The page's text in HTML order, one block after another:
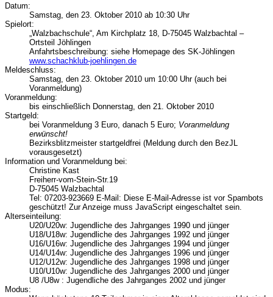
Datum:
Samstag, den 23. Oktober 2010 ab 10:30 Uhr
Spielort:
„Walzbachschule“, Am Kirchplatz 18, D-75045 Walzbachtal –
Ortsteil Jöhlingen
Anfahrtsbeschreibung: siehe Homepage des SK-Jöhlingen
www.schachklub-joehlingen.de
Meldeschluss:
Samstag, den 23. Oktober 2010 um 10:00 Uhr (auch bei
Voranmeldung)
Voranmeldung:
bis einschließlich Donnerstag, den 21. Oktober 2010
Startgeld:
bei Voranmeldung 3 Euro, danach 5 Euro; Voranmeldung
erwünscht!
Bezirksblitzmeister startgeldfrei (Meldung durch den BezJL
vorausgesetzt)
Information und Voranmeldung bei:
Christine Kast
Freiherr-vom-Stein-Str.19
D-75045 Walzbachtal
Tel: 07203-923669 E-Mail: Diese E-Mail-Adresse ist vor Spambots
geschützt! Zur Anzeige muss JavaScript eingeschaltet sein.
Alterseinteilung:
U20/U20w: Jugendliche des Jahrganges 1990 und jünger
U18/U18w: Jugendliche des Jahrganges 1992 und jünger
U16/U16w: Jugendliche des Jahrganges 1994 und jünger
U14/U14w: Jugendliche des Jahrganges 1996 und jünger
U12/U12w: Jugendliche des Jahrganges 1998 und jünger
U10/U10w: Jugendliche des Jahrganges 2000 und jünger
U8 /U8w : Jugendliche des Jahrganges 2002 und jünger
Modus: